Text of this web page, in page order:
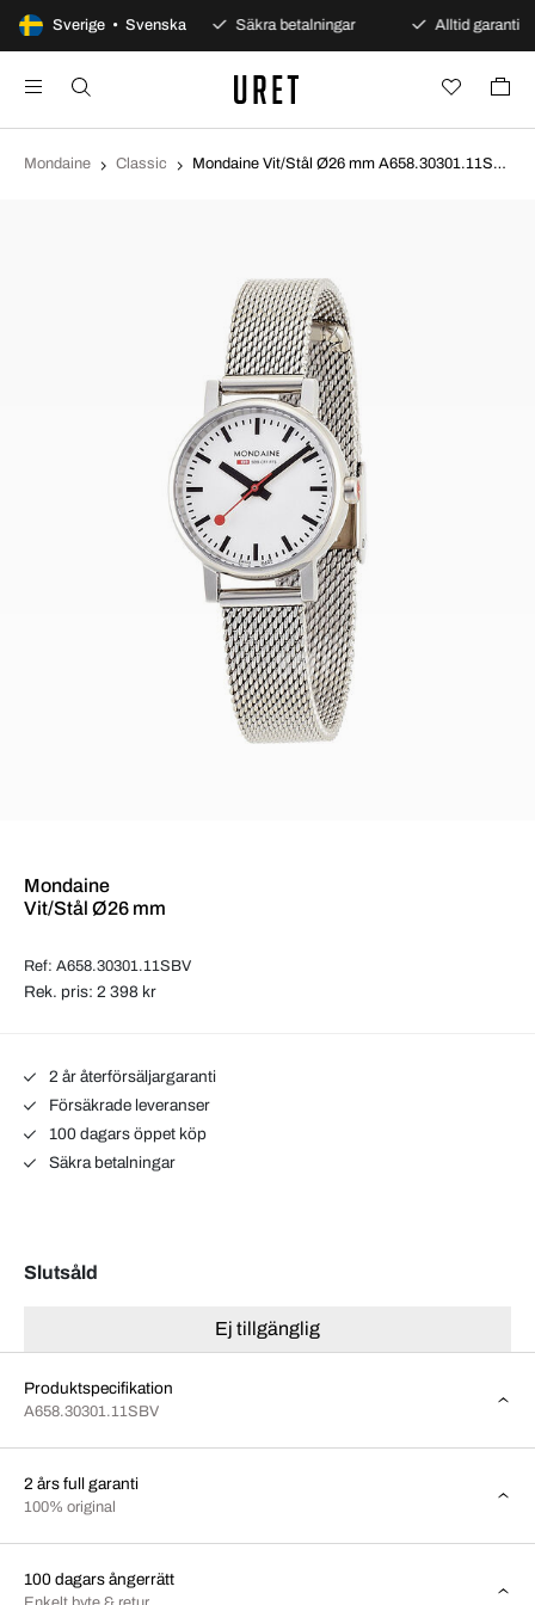
Sverige • Svenska
100 dagars öppet köp Säkra betalningar Alltid garanti
Mondaine Classic Mondaine Vit/Stål Ø26 mm A658.30301.11SBV
Mondaine
Vit/Stål Ø26 mm
Ref: A658.30301.11SBV
Rek. pris: 2 398 kr
2 år återförsäljargaranti
Försäkrade leveranser
100 dagars öppet köp
Säkra betalningar
Slutsåld
Ej tillgänglig
Produktspecifikation
A658.30301.11SBV
2 års full garanti
100% original
100 dagars ångerrätt